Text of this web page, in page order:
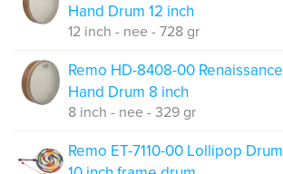
Hand Drum 12 inch
12 inch - nee - 728 gr
Remo HD-8408-00 Renaissance
Hand Drum 8 inch
8 inch - nee - 329 gr
Remo ET-7110-00 Lollipop Drum